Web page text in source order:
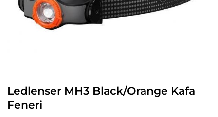
Ledlenser MH3 Black/Orange Kafa
Feneri